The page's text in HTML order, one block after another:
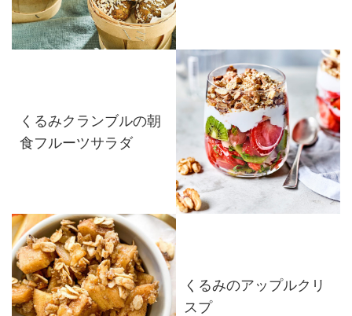
くるみクランブルの朝
食フルーツサラダ
くるみのアップルクリ
スプ